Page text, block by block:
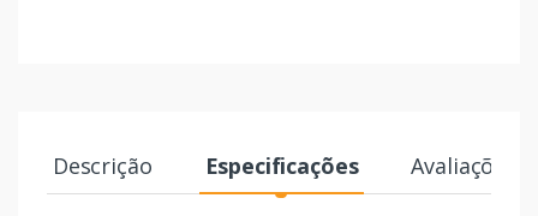
Descrição Especificações Avaliações